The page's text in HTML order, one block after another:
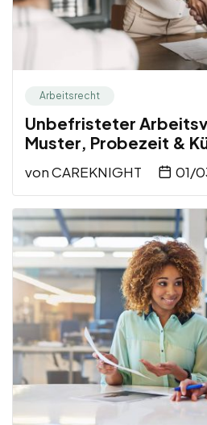
Arbeitsrecht
Unbefristeter
Muster, Probezeit &
vonCAREKNIGHT 01/